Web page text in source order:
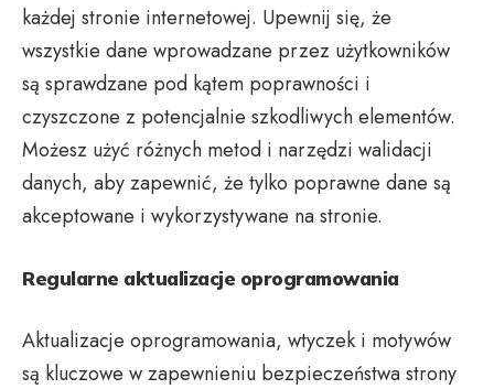
każdej stronie internetowej. Upewnij się, że
wszystkie dane wprowadzane przez użytkowników
są sprawdzane pod kątem poprawności i
czyszczone z potencjalnie szkodliwych elementów.
Możesz użyć różnych metod i narzędzi walidacji
danych, aby zapewnić, że tylko poprawne dane są
akceptowane i wykorzystywane na stronie.
Regularne aktualizacje oprogramowania
Aktualizacje oprogramowania, wtyczek i motywów
są kluczowe w zapewnieniu bezpieczeństwa strony